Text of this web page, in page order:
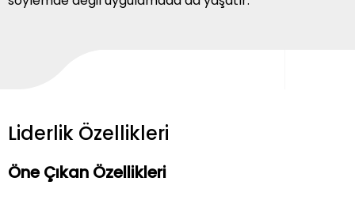
Liderlik Özellikleri
Öne Çıkan Özellikleri